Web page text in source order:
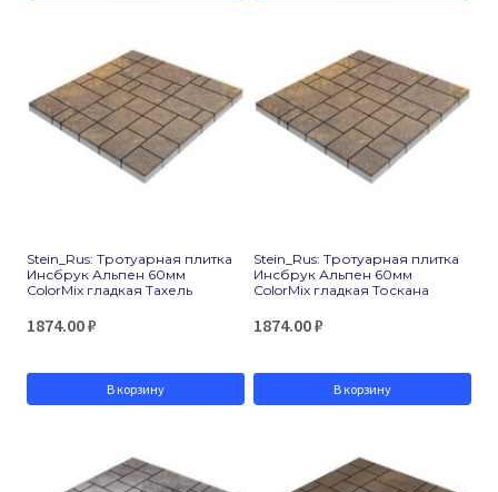
Stein_Rus: Тротуарная плитка
Инсбрук Альпен 60мм
ColorMix гладкая Тахель
1874.00₽
В корзину
Stein_Rus: Тротуарная плитка
Инсбрук Альпен 60мм
ColorMix гладкая Тоскана
1874.00₽
В корзину